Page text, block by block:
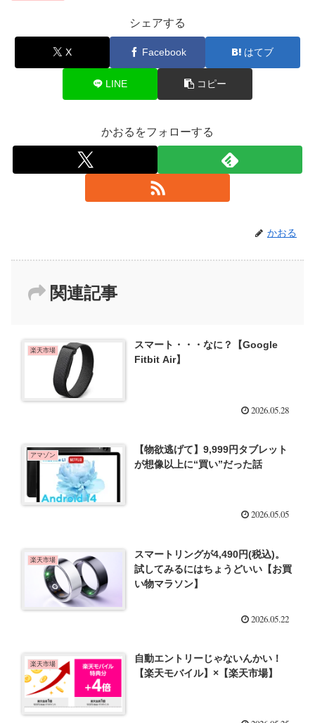
シェアする
X Facebook はてブ
LINE コピー
かおるをフォローする
かおる
関連記事
楽天市場
スマート・・・なに？【Google
Fitbit Air】
2026.05.28
アマゾン
【物欲逃げて】9,999円タブレット
が想像以上に“買い”だった話
2026.05.05
楽天市場
スマートリングが4,490円(税込)。
試してみるにはちょうどいい【お買
い物マラソン】
2026.05.22
楽天市場
自動エントリーじゃないんかい！
【楽天モバイル】×【楽天市場】